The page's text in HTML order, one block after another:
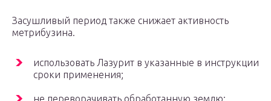
Засушливый период также снижает активность
метрибузина.
использовать Лазурит в указанные в инструкции
сроки применения;
не переворачивать обработанную землю;